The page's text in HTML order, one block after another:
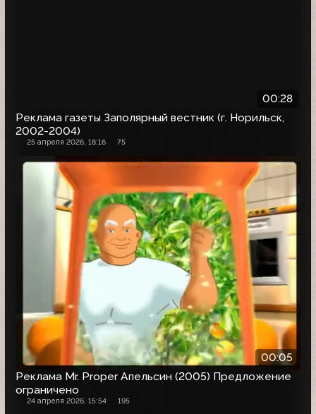
00:28
Реклама газеты Заполярный вестник (г. Норильск,
2002-2004)
25 апреля 2026, 18:16 75
00:05
Реклама Mr. Proper Апельсин (2005) Предложение
ограничено
24 апреля 2026, 15:54 195